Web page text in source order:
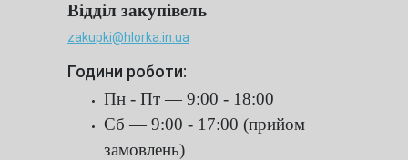
Відділ закупівель
zakupki@hlorka.in.ua
Години роботи:
Пн - Пт — 9:00 - 18:00
Сб — 9:00 - 17:00 (прийом
замовлень)